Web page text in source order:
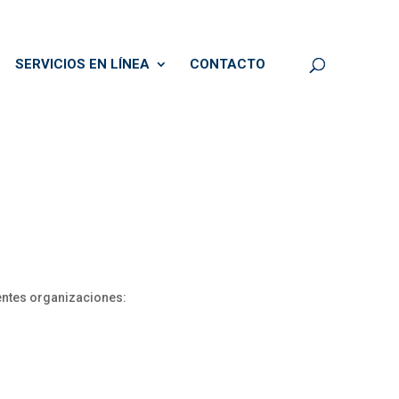
SERVICIOS EN LÍNEA CONTACTO
organizaciones: